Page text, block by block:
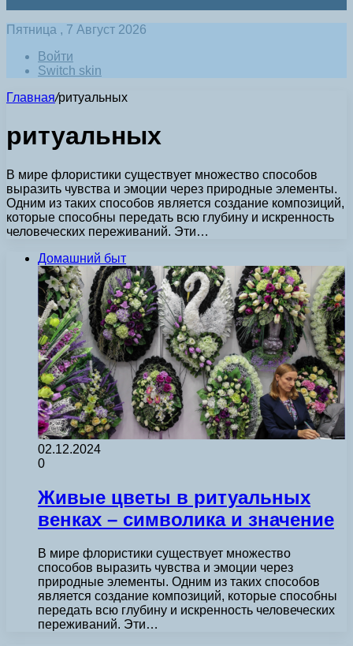
Пятница , 7 Август 2026
Войти
Switch skin
Главная/ритуальных
ритуальных
В мире флористики существует множество способов
выразить чувства и эмоции через природные элементы.
Одним из таких способов является создание композиций,
которые способны передать всю глубину и искренность
человеческих переживаний. Эти…
Домашний быт
02.12.2024
0
Живые цветы в ритуальных
венках – символика и значение
В мире флористики существует множество
способов выразить чувства и эмоции через
природные элементы. Одним из таких способов
является создание композиций, которые способны
передать всю глубину и искренность человеческих
переживаний. Эти…